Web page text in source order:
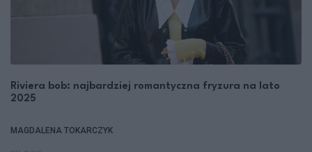
Riviera bob: najbardziej romantyczna fryzura na lato
2025
MAGDALENA TOKARCZYK